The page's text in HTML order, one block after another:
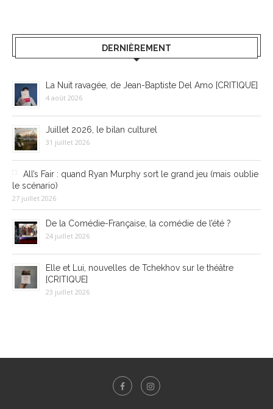
DERNIÈREMENT
La Nuit ravagée, de Jean-Baptiste Del Amo [CRITIQUE]
4 août 2026
Juillet 2026, le bilan culturel
31 juillet 2026
All’s Fair : quand Ryan Murphy sort le grand jeu (mais oublie
le scénario)
27 juillet 2026
De la Comédie-Française, la comédie de l’été ?
24 juillet 2026
Elle et Lui, nouvelles de Tchekhov sur le théâtre
[CRITIQUE]
23 juillet 2026